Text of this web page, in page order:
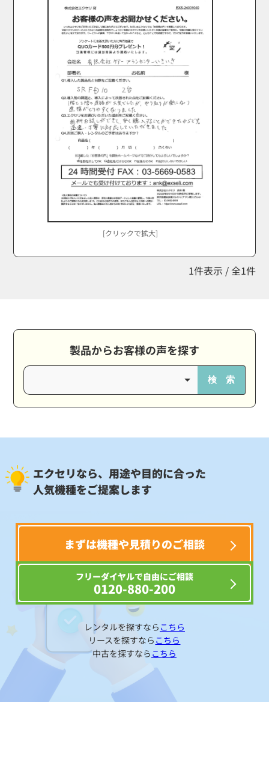
[クリックで拡大]
1件表示 / 全1件
製品からお客様の声を探す
検 索
エクセリなら、用途や目的に合った
人気機種をご提案します
まずは機種や見積りのご相談
フリーダイヤルで自由にご相談
0120-880-200
レンタルを探すなら こちら
リースを探すなら こちら
中古を探すなら こちら